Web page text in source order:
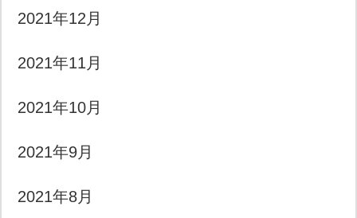
2021年12月
2021年11月
2021年10月
2021年9月
2021年8月